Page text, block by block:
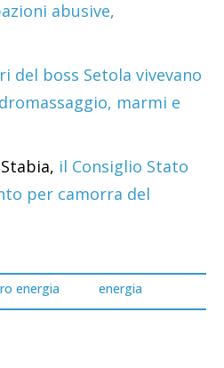
abusive,
del boss Setola vivevano
marmi e
il Consiglio Stato
per camorra del
energia energia